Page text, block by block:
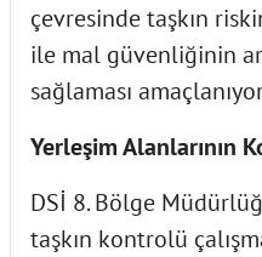
çevresinde taşkın
ile mal güvenliğinin
sağlaması
Yerleşim Alanlarının
DSİ 8. Bölge
taşkın kontrolü